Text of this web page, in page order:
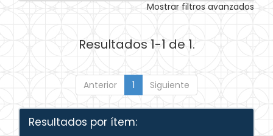
Mostrar filtros avanzados
Resultados 1-1 de 1.
Anterior 1 Siguiente
Resultados por ítem: